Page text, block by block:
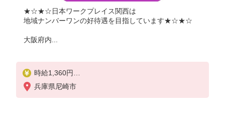
★☆★☆日本ワークプレイス関西は
地域ナンバーワンの好待遇を目指しています★☆★☆
大阪府内...
時給1,360円
月収例：
兵庫県尼崎市